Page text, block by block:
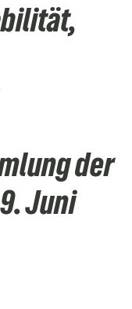
der
Juni